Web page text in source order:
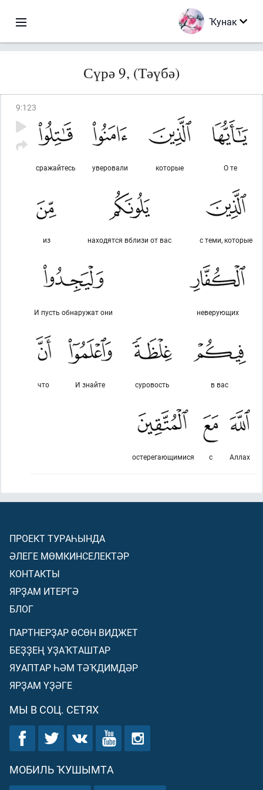
Ҡунак
Сүрә 9, (Тәүбә)
9:123
О те
которые
уверовали
сражайтесь
с теми, которые
находятся вблизи от вас
из
неверующих
И пусть обнаружат они
в вас
суровость
И знайте
что
Аллах
с
остерегающимися
ПРОЕКТ ТУРАҺЫНДА
ӘЛЕГЕ МӨМКИНСЕЛЕКТӘР
КОНТАКТЫ
ЯРҘАМ ИТЕРГӘ
БЛОГ
ПАРТНЕРҘАР ӨСӨН ВИДЖЕТ
БЕҘҘЕҢ УҘАҠТАШТАР
ЯУАПТАР ҺӘМ ТӘҠДИМДӘР
ЯРҘАМ ҮҘӘГЕ
МЫ В СОЦ. СЕТЯХ
МОБИЛЬ ҠУШЫМТА